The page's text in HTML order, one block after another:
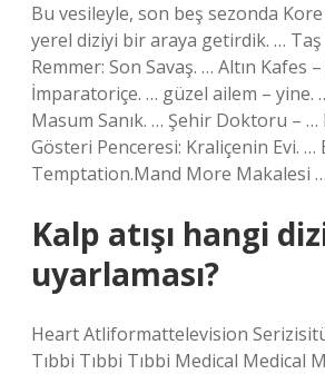
Bu vesileyle, son beş sezonda
yerel diziyi bir araya getirdik. … Taş
Remmer: Son Savaş. … Altın Kafes
İmparatoriçe. … güzel ailem – yine.
Masum Sanık. … Şehir Doktoru – …
Gösteri Penceresi: Kraliçenin Evi. …
Temptation.Mand More Makalesi
Kalp atışı hangi
uyarlaması?
Heart Atliformattelevision
Tıbbi Tıbbi Tıbbi Medical Medical